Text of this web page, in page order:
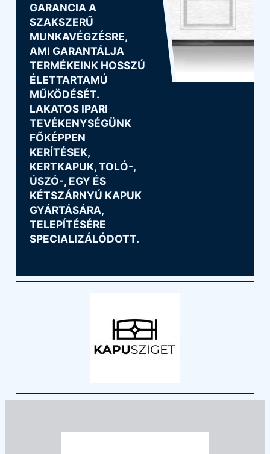
GARANCIA A
SZAKSZERŰ
MUNKAVÉGZÉSRE,
AMI GARANTÁLJA
TERMÉKEINK HOSSZÚ
ÉLETTARTAMÚ
MŰKÖDÉSÉT.
LAKATOS IPARI
TEVÉKENYSÉGÜNK
FŐKÉPPEN
KERÍTÉSEK,
KERTKAPUK, TOLÓ-,
ÚSZÓ-, EGY ÉS
KÉTSZÁRNYÚ KAPUK
GYÁRTÁSÁRA,
TELEPÍTÉSÉRE
SPECIALIZÁLÓDOTT.